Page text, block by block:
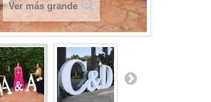
Ver más grande